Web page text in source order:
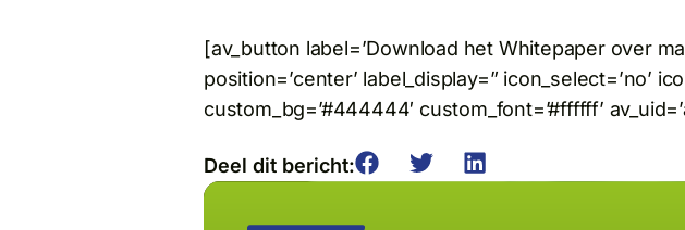
[av_button label=’Download het Whitepaper over
position=’center’ label_display=” icon_select=’no’
custom_bg=’#444444′ custom_font=’#ffffff’
Deel dit bericht: